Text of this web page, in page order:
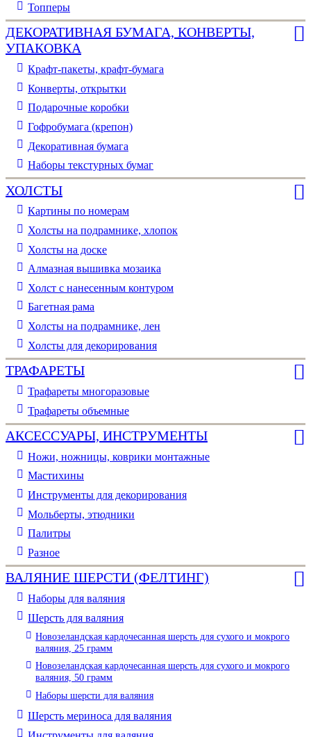
Топперы
ДЕКОРАТИВНАЯ БУМАГА, КОНВЕРТЫ,
УПАКОВКА
Крафт-пакеты, крафт-бумага
Конверты, открытки
Подарочные коробки
Гофробумага (крепон)
Декоративная бумага
Наборы текстурных бумаг
ХОЛСТЫ
Картины по номерам
Холсты на подрамнике, хлопок
Холсты на доске
Алмазная вышивка мозаика
Холст с нанесенным контуром
Багетная рама
Холсты на подрамнике, лен
Холсты для декорирования
ТРАФАРЕТЫ
Трафареты многоразовые
Трафареты объемные
АКСЕССУАРЫ, ИНСТРУМЕНТЫ
Ножи, ножницы, коврики монтажные
Мастихины
Инструменты для декорирования
Мольберты, этюдники
Палитры
Разное
ВАЛЯНИЕ ШЕРСТИ (ФЕЛТИНГ)
Наборы для валяния
Шерсть для валяния
Новозеландская кардочесанная шерсть для сухого и мокрого
валяния, 25 грамм
Новозеландская кардочесанная шерсть для сухого и мокрого
валяния, 50 грамм
Наборы шерсти для валяния
Шерсть мериноса для валяния